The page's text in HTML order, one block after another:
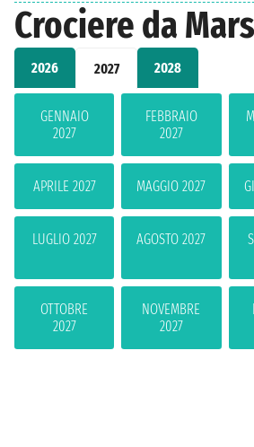
Crociere da
2026 2027 2028
GENNAIO
2027
FEBBRAIO
2027
APRILE 2027 MAGGIO 2027
LUGLIO 2027 AGOSTO 2027
OTTOBRE
2027
NOVEMBRE
2027